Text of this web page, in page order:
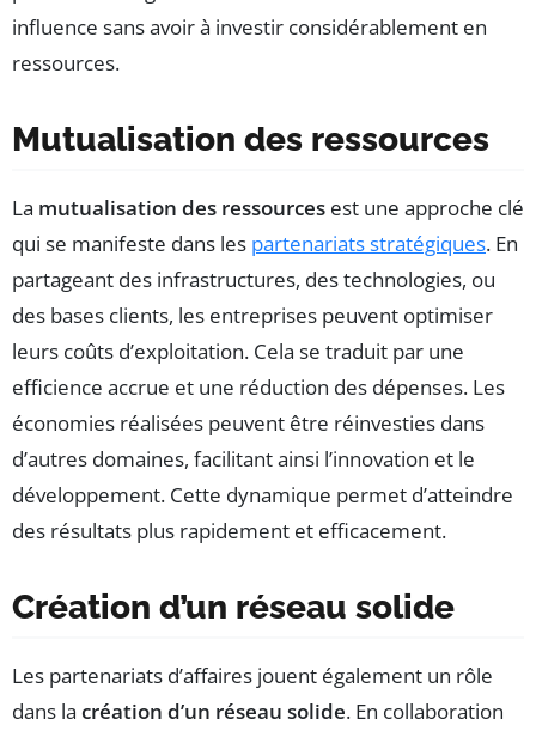
influence sans avoir à investir considérablement en
ressources.
Mutualisation des ressources
La mutualisation des ressources est une approche clé
qui se manifeste dans les partenariats stratégiques. En
partageant des infrastructures, des technologies, ou
des bases clients, les entreprises peuvent optimiser
leurs coûts d’exploitation. Cela se traduit par une
efficience accrue et une réduction des dépenses. Les
économies réalisées peuvent être réinvesties dans
d’autres domaines, facilitant ainsi l’innovation et le
développement. Cette dynamique permet d’atteindre
des résultats plus rapidement et efficacement.
Création d’un réseau solide
Les partenariats d’affaires jouent également un rôle
dans la création d’un réseau solide. En collaboration